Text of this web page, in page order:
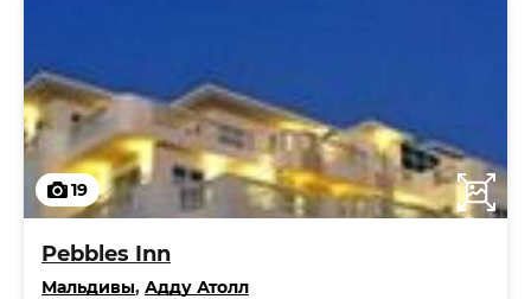
19
Pebbles Inn
Мальдивы, Адду Атолл